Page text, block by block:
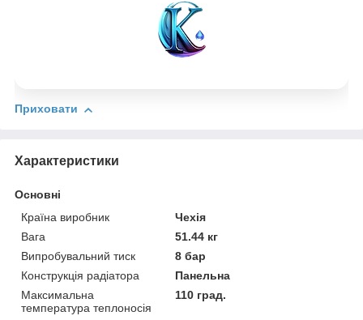
Приховати
Характеристики
Основні
Країна виробник
Чехія
Вага
51.44 кг
Випробувальний тиск
8 бар
Конструкція радіатора
Панельна
Максимальна
температура теплоносія
110 град.